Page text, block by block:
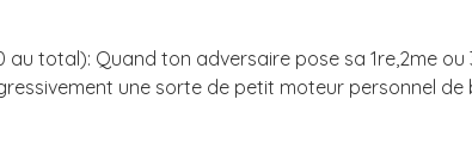
au total): Quand ton adversaire pose sa 1re,2me
une sorte de petit moteur personnel de